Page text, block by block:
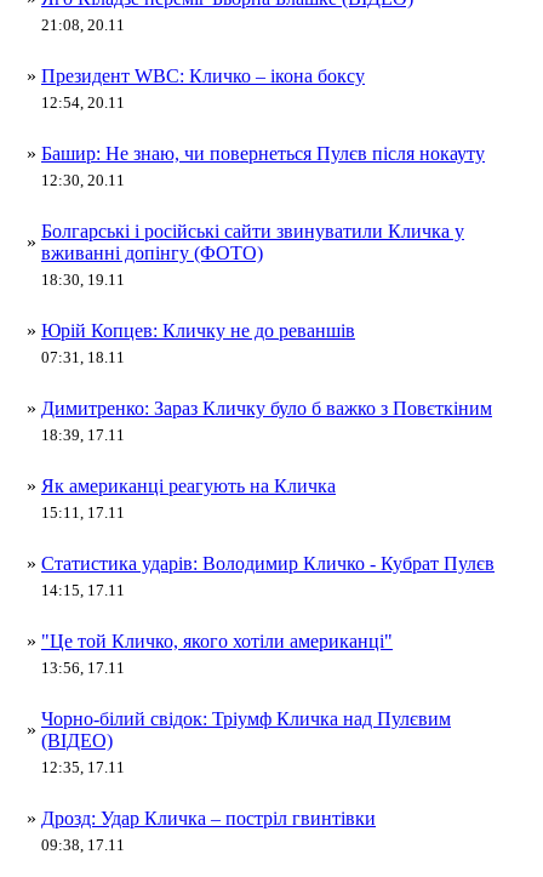
21:08, 20.11
» Президент WBC: Кличко – ікона боксу
12:54, 20.11
» Башир: Не знаю, чи повернеться Пулєв після нокауту
12:30, 20.11
»
Болгарські і російські сайти звинуватили Кличка у
вживанні допінгу (ФОТО)
18:30, 19.11
» Юрій Копцев: Кличку не до реваншів
07:31, 18.11
» Димитренко: Зараз Кличку було б важко з Повєткіним
18:39, 17.11
» Як американці реагують на Кличка
15:11, 17.11
» Статистика ударів: Володимир Кличко - Кубрат Пулєв
14:15, 17.11
» "Це той Кличко, якого хотіли американці"
13:56, 17.11
»
Чорно-білий свідок: Тріумф Кличка над Пулєвим
(ВІДЕО)
12:35, 17.11
» Дрозд: Удар Кличка – постріл гвинтівки
09:38, 17.11